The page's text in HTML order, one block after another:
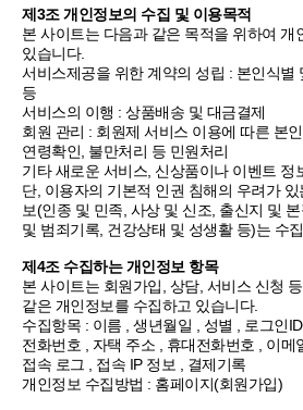
제3조 개인정보의 수집 및 이용목적
본 사이트는 다음과 같은 목적을 위하여 개
있습니다.
서비스제공을 위한 계약의 성립 : 본인식별
등
서비스의 이행 : 상품배송 및 대금결제
회원 관리 : 회원제 서비스 이용에 따른 본
연령확인, 불만처리 등 민원처리
기타 새로운 서비스, 신상품이나 이벤트 정
단, 이용자의 기본적 인권 침해의 우려가
보(인종 및 민족, 사상 및 신조, 출신지 및
및 범죄기록, 건강상태 및 성생활 등)는 수
제4조 수집하는 개인정보 항목
본 사이트는 회원가입, 상담, 서비스 신청
같은 개인정보를 수집하고 있습니다.
수집항목 : 이름 , 생년월일 , 성별 , 로그인
전화번호 , 자택 주소 , 휴대전화번호 , 이메
접속 로그 , 접속 IP 정보 , 결제기록
개인정보 수집방법 : 홈페이지(회원가입)